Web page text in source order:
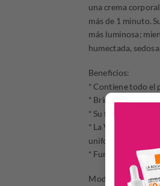
una crema
más de 1 minuto.
más luminosa;
humectada,
Beneficios:
* Contiene todo el
* Brinda
* Su fórmula
* La Vitamina A,
uniforme y elástica.
* Funciona en
Modo de uso: